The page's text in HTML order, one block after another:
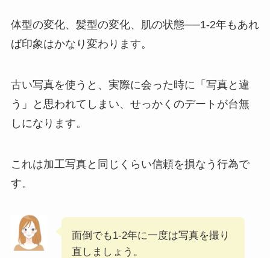
体型の変化、髪型の変化、肌の状態──1-2年もあれ
ば印象はかなり変わります。
古い写真を使うと、実際に会った時に「写真と違
う」と思われてしまい、せっかくのデートが台無
しになります。
これは加工写真と同じくらい信頼を損なう行為で
す。
面倒でも1-2年に一度は写真を撮り
直しましょう。